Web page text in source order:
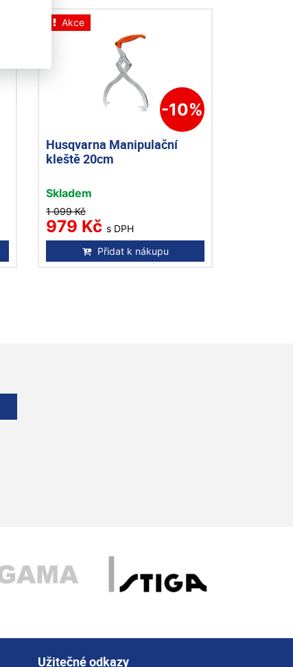
Akce
-10%
Husqvarna Manipulační
kleště 20cm
Skladem
1 099 Kč
979 Kč s DPH
Přidat k nákupu
Užitečné odkazy